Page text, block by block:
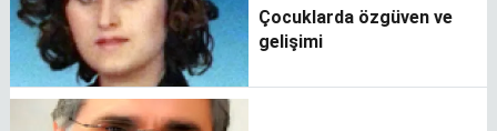
Çocuklarda özgüven ve
gelişimi